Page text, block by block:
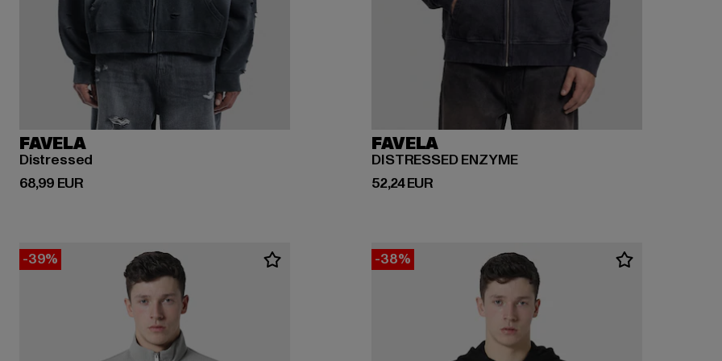
FAVELA
Distressed
68,99 EUR
Ajankohtainen hinta: 68,99 EUR
FAVELA
DISTRESSED ENZYME
52,24 EUR
Ajankohtainen hinta: 52,24 EUR
-39% -38%